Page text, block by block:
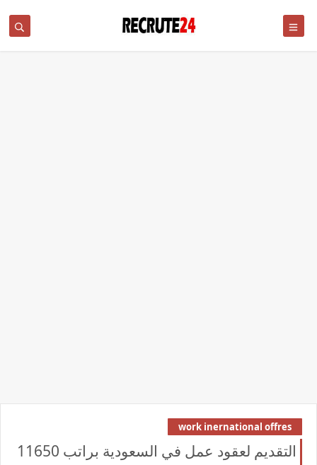
work inernational offres
التقديم لعقود عمل في السعودية براتب 11650